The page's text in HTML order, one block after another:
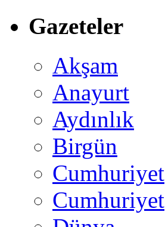
Gazeteler
Akşam
Anayurt
Aydınlık
Birgün
Cumhuriyet
Cumhuriyet